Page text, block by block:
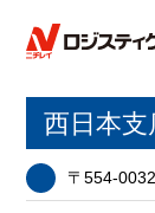
西日本支
〒554-